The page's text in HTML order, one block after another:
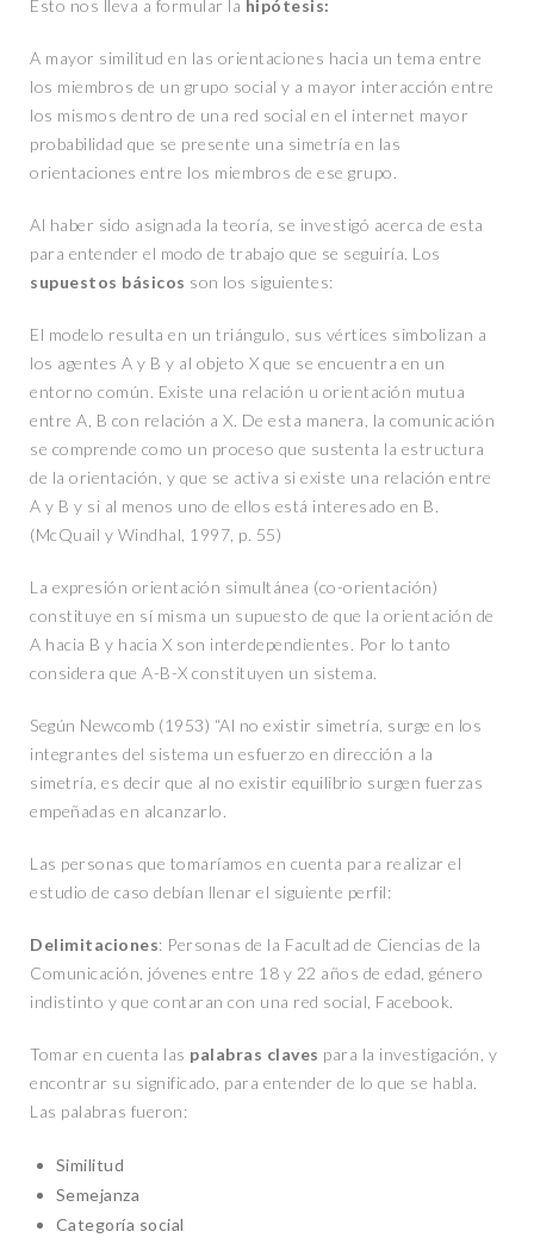
Esto nos lleva a formular la hipótesis:
A mayor similitud en las orientaciones hacia un tema entre
los miembros de un grupo social y a mayor interacción entre
los mismos dentro de una red social en el internet mayor
probabilidad que se presente una simetría en las
orientaciones entre los miembros de ese grupo.
Al haber sido asignada la teoría, se investigó acerca de esta
para entender el modo de trabajo que se seguiría. Los
supuestos básicos son los siguientes:
El modelo resulta en un triángulo, sus vértices simbolizan a
los agentes A y B y al objeto X que se encuentra en un
entorno común. Existe una relación u orientación mutua
entre A, B con relación a X. De esta manera, la comunicación
se comprende como un proceso que sustenta la estructura
de la orientación, y que se activa si existe una relación entre
A y B y si al menos uno de ellos está interesado en B.
(McQuail y Windhal, 1997, p. 55)
La expresión orientación simultánea (co-orientación)
constituye en sí misma un supuesto de que la orientación de
A hacia B y hacia X son interdependientes. Por lo tanto
considera que A-B-X constituyen un sistema.
Según Newcomb (1953) “Al no existir simetría, surge en los
integrantes del sistema un esfuerzo en dirección a la
simetría, es decir que al no existir equilibrio surgen fuerzas
empeñadas en alcanzarlo.
Las personas que tomaríamos en cuenta para realizar el
estudio de caso debían llenar el siguiente perfil:
Delimitaciones: Personas de la Facultad de Ciencias de la
Comunicación, jóvenes entre 18 y 22 años de edad, género
indistinto y que contaran con una red social, Facebook.
Tomar en cuenta las palabras claves para la investigación, y
encontrar su significado, para entender de lo que se habla.
Las palabras fueron:
Similitud
Semejanza
Categoría social